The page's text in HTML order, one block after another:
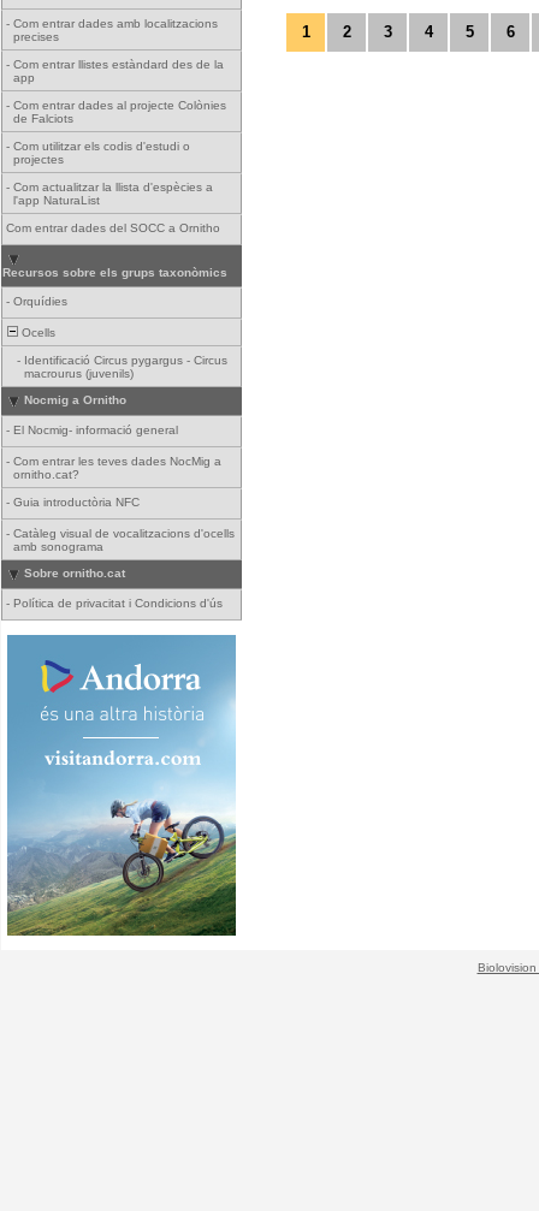
- Com entrar dades amb localitzacions
precises
- Com entrar llistes estàndard des de la
app
- Com entrar dades al projecte Colònies
de Falciots
- Com utilitzar els codis d'estudi o
projectes
- Com actualitzar la llista d'espècies a
l'app NaturaList
Com entrar dades del SOCC a Ornitho
Recursos sobre els grups taxonòmics
- Orquídies
Ocells
- Identificació Circus pygargus - Circus
macrourus (juvenils)
Nocmig a Ornitho
- El Nocmig- informació general
- Com entrar les teves dades NocMig a
ornitho.cat?
- Guia introductòria NFC
- Catàleg visual de vocalitzacions d'ocells
amb sonograma
Sobre ornitho.cat
- Política de privacitat i Condicions d'ús
1 2 3 4 5 6
Biolovision